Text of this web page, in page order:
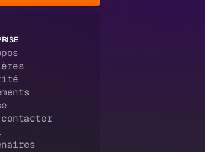
contacter